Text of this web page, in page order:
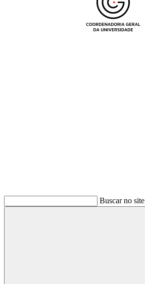
Buscar no site